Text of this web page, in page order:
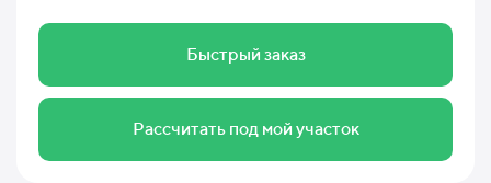
Быстрый заказ
Рассчитать под мой участок